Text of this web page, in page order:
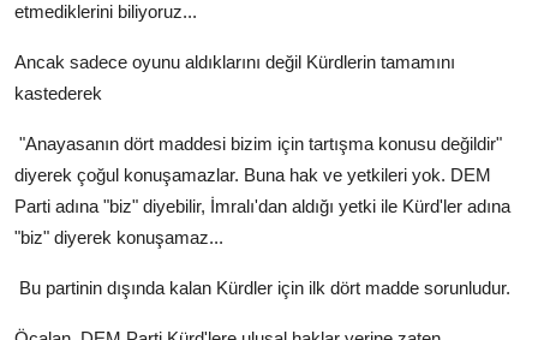
etmediklerini biliyoruz...
Ancak sadece oyunu aldıklarını değil Kürdlerin tamamını
kastederek
"Anayasanın dört maddesi bizim için tartışma konusu değildir"
diyerek çoğul konuşamazlar. Buna hak ve yetkileri yok. DEM
Parti adına "biz" diyebilir, İmralı'dan aldığı yetki ile Kürd'ler adına
"biz" diyerek konuşamaz...
Bu partinin dışında kalan Kürdler için ilk dört madde sorunludur.